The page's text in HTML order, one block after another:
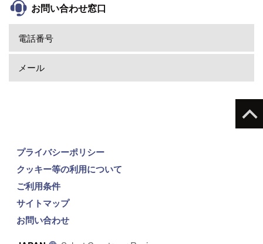
お問い合わせ窓口
電話番号
メール
プライバシーポリシー
クッキー等の利用について
ご利用条件
サイトマップ
お問い合わせ